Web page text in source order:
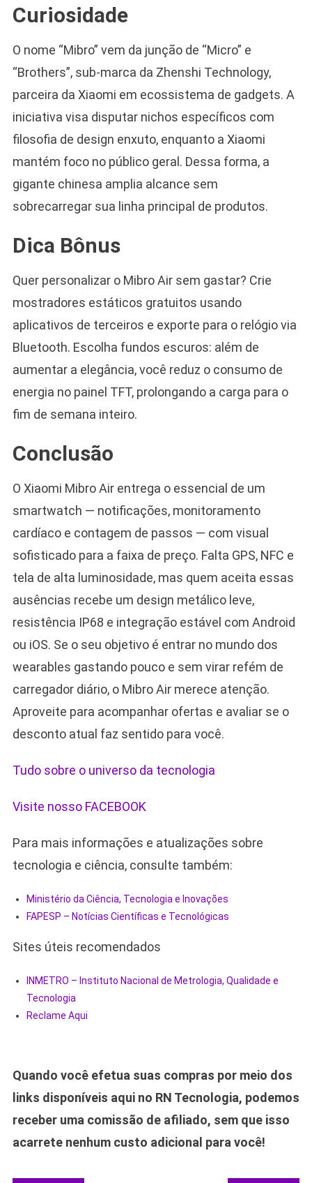
Curiosidade
O nome “Mibro” vem da junção de “Micro” e
“Brothers”, sub-marca da Zhenshi Technology,
parceira da Xiaomi em ecossistema de gadgets. A
iniciativa visa disputar nichos específicos com
filosofia de design enxuto, enquanto a Xiaomi
mantém foco no público geral. Dessa forma, a
gigante chinesa amplia alcance sem
sobrecarregar sua linha principal de produtos.
Dica Bônus
Quer personalizar o Mibro Air sem gastar? Crie
mostradores estáticos gratuitos usando
aplicativos de terceiros e exporte para o relógio via
Bluetooth. Escolha fundos escuros: além de
aumentar a elegância, você reduz o consumo de
energia no painel TFT, prolongando a carga para o
fim de semana inteiro.
Conclusão
O Xiaomi Mibro Air entrega o essencial de um
smartwatch — notificações, monitoramento
cardíaco e contagem de passos — com visual
sofisticado para a faixa de preço. Falta GPS, NFC e
tela de alta luminosidade, mas quem aceita essas
ausências recebe um design metálico leve,
resistência IP68 e integração estável com Android
ou iOS. Se o seu objetivo é entrar no mundo dos
wearables gastando pouco e sem virar refém de
carregador diário, o Mibro Air merece atenção.
Aproveite para acompanhar ofertas e avaliar se o
desconto atual faz sentido para você.
Tudo sobre o universo da tecnologia
Visite nosso FACEBOOK
Para mais informações e atualizações sobre
tecnologia e ciência, consulte também:
Ministério da Ciência, Tecnologia e Inovações
FAPESP – Notícias Científicas e Tecnológicas
Sites úteis recomendados
INMETRO – Instituto Nacional de Metrologia, Qualidade e
Tecnologia
Reclame Aqui
Quando você efetua suas compras por meio dos
links disponíveis aqui no RN Tecnologia, podemos
receber uma comissão de afiliado, sem que isso
acarrete nenhum custo adicional para você!